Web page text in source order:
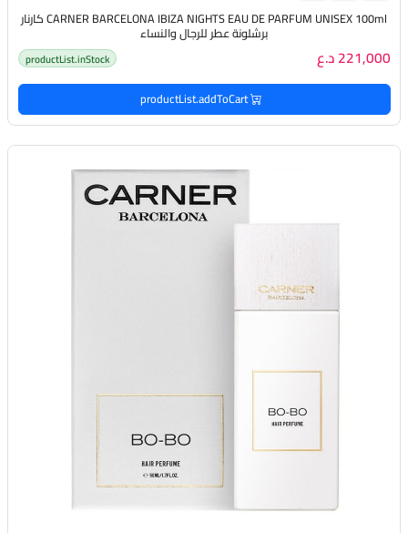
CARNER BARCELONA IBIZA NIGHTS EAU DE PARFUM UNISEX 100ml كارنار
برشلونة عطر للرجال والنساء
221,000 د.ع productList.inStock
productList.addToCart